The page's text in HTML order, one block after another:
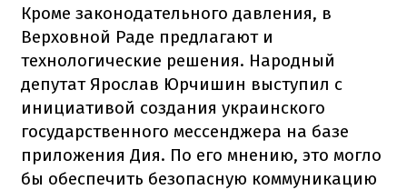
Кроме законодательного давления, в
Верховной Раде предлагают и
технологические решения. Народный
депутат Ярослав Юрчишин выступил с
инициативой создания украинского
государственного мессенджера на базе
приложения Дия. По его мнению, это могло
бы обеспечить безопасную коммуникацию